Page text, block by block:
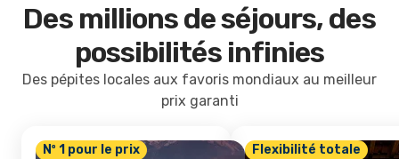
Des millions de séjours, des
possibilités infinies
Des pépites locales aux favoris mondiaux au meilleur
prix garanti
Nº 1 pour le prix Flexibilité totale